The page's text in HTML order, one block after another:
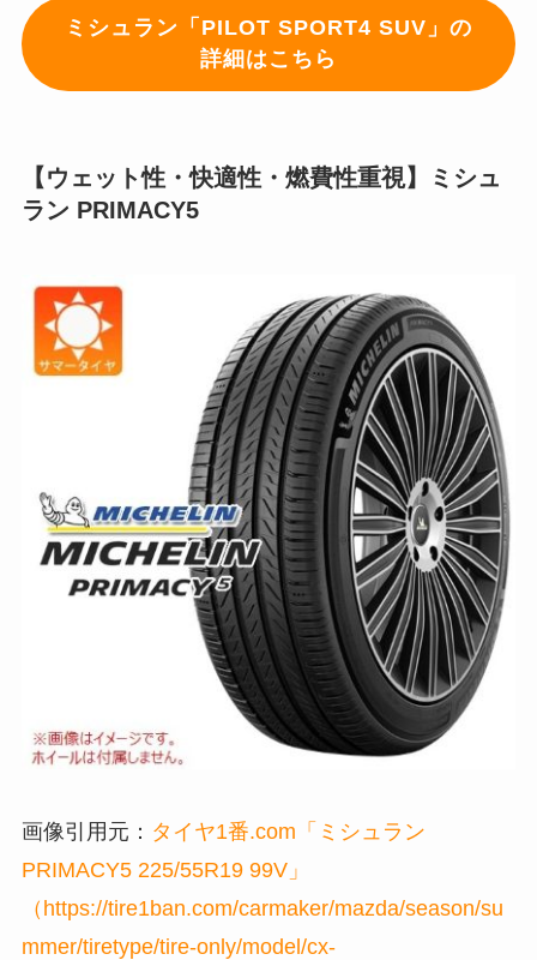
ミシュラン「PILOT SPORT4 SUV」の
詳細はこちら
【ウェット性・快適性・燃費性重視】ミシュ
ラン PRIMACY5
画像引用元： タイヤ1番.com「ミシュラン
PRIMACY5 225/55R19 99V」
（https://tire1ban.com/carmaker/mazda/season/su
mmer/tiretype/tire-only/model/cx-